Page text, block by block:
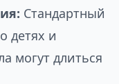
Стандартный
детях и
могут длиться